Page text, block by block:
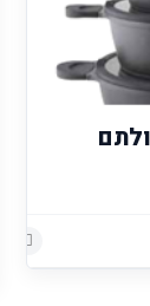
הוסף רשומת תגובה